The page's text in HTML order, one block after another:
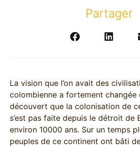
Partager
La vision que l’on avait des
colombienne a fortement changée
découvert que la colonisation de
s’est pas faite depuis le détroit de
environ 10000 ans. Sur un temps
peuples de ce continent ont bâti